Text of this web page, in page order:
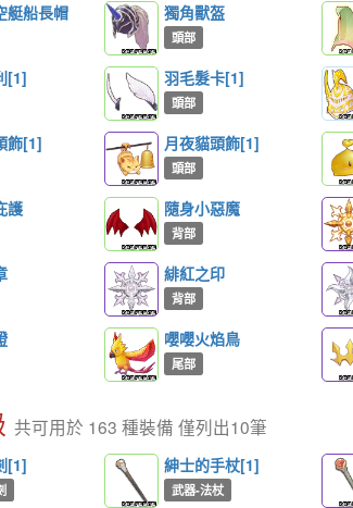
艇船長帽 獨角獸盔
頭部
[1] 羽毛髮卡[1]
頭部
飾[1] 月夜貓頭飾[1]
頭部
護 隨身小惡魔
背部
緋紅之印
背部
嚶嚶火焰鳥
尾部
共可用於 163 種裝備 僅列出10筆
[1] 紳士的手杖[1]
武器-法杖